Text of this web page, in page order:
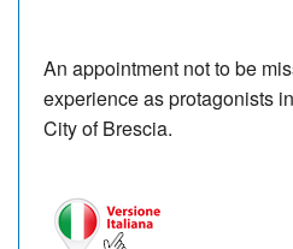
An appointment not to be
experience as protagonists
City of Brescia.